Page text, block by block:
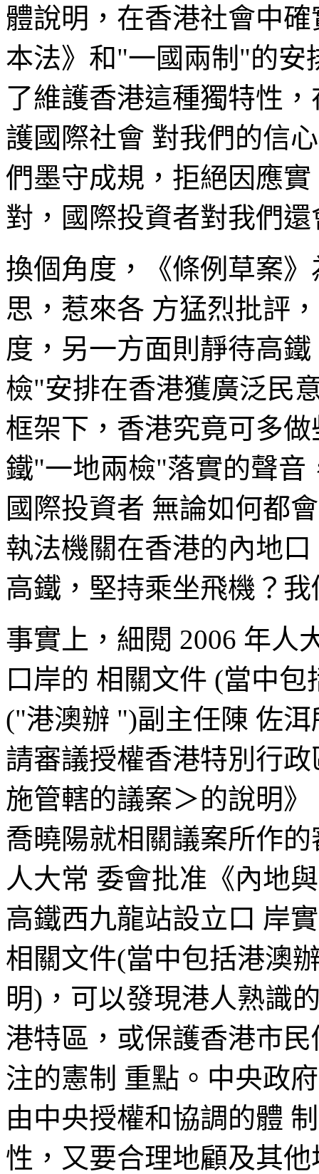
體說明，在香港社會中
本法》和"一國兩制"的安
了維護香港這種獨特性
護國際社會 對我們的信
們墨守成規，拒絕因應
對，國際投資者對我們
換個角度，《條例草案
思，惹來各 方猛烈批評
度，另一方面則靜待高
檢"安排在香港獲廣泛民
框架下，香港究竟可多
鐵"一地兩檢"落實的聲音
國際投資者 無論如何都
執法機關在香港的內地
高鐵，堅持乘坐飛機？
事實上，細閱 2006 年人
口岸的 相關文件 (當中
("港澳辦 ")副主任陳 佐
請審議授權香港特別行
施管轄的議案＞的說明
喬曉陽就相關議案所作
人大常 委會批准《內地
高鐵西九龍站設立口 岸
相關文件(當中包括港澳
明)，可以發現港人熟識
港特區，或保護香港市
注的憲制 重點。中央政
由中央授權和協調的體
性，又要合理地顧及其